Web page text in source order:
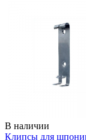
В наличии
Клипсы для